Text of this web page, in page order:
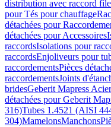
distribution avec raccord
pour Tés pour chauffage
détachées pour
détachées pour Accessoires
raccordsIsolations pour
raccordsEnjoliveurs pour
raccordementsPièces
raccordementsJoints
bridesGeberit Mapress
détachées pour Geberit
316)Tubes 1.4521 (AISI
304)MamelonsManchons